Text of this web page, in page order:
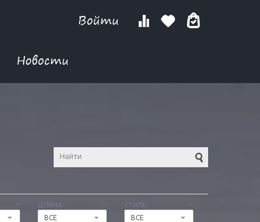
Войти
Новости
ДЛИНА
ВСЕ
СТИЛЬ
ВСЕ